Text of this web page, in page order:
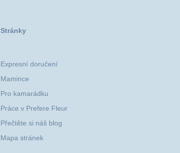
Stránky
Expresní doručení
Mamince
Pro kamarádku
Práce v Prefere Fleur
Přečtěte si náš blog
Mapa stránek